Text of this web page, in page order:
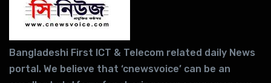
Bangladeshi First ICT & Telecom related daily News
portal. We believe that ‘cnewsvoice’ can be an